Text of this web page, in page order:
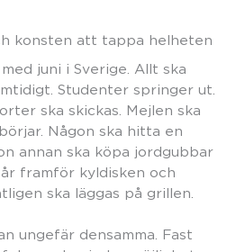
konsten att tappa helheten
juni i Sverige. Allt ska
Studenter springer ut.
ska skickas. Mejlen ska
Någon ska hitta en
annan ska köpa jordgubbar
framför kyldisken och
ska läggas på grillen.
ungefär densamma. Fast